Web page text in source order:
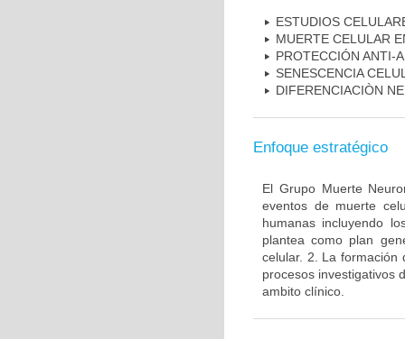
ESTUDIOS
MUERTE CELULAR
PROTECCIÓN ANTI-
SENESCENCIA
DIFERENCIACIÒN
Enfoque estratégico
El Grupo Muerte
eventos de muerte
humanas incluyendo
plantea como plan
celular. 2. La formación
procesos investigativos
ambito clínico.